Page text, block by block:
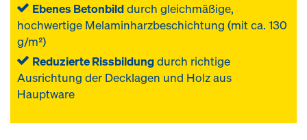
Ebenes Betonbilddurch gleichmäßige,
hochwertige Melaminharzbeschichtung (mit ca. 130
g/m²)
Reduzierte Rissbildungdurch richtige
Ausrichtung der Decklagen und Holz aus
Hauptware